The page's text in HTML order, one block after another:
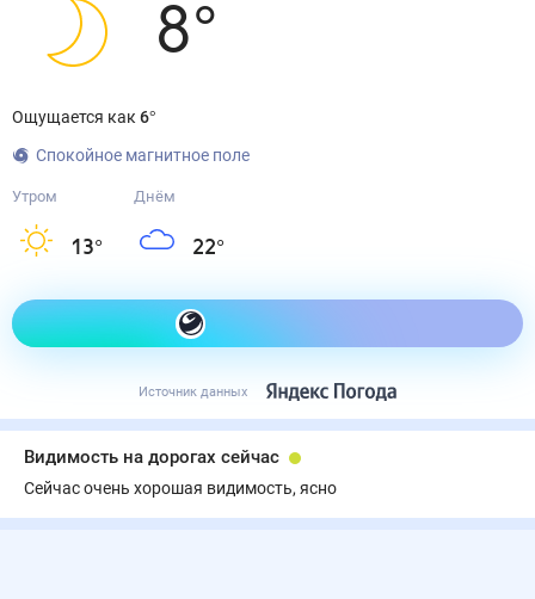
8°
Ощущается как 6°
Спокойное магнитное поле
Утром
13°
Днём
22°
Как одеться сегодня
Источник данных
Видимость на дорогах сейчас
Сейчас очень хорошая видимость, ясно